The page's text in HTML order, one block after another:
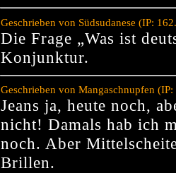
Geschrieben von Südsudanese (IP:
Die Frage „Was ist
Konjunktur.
Geschrieben von Mangaschnupfen
Jeans ja, heute noch,
nicht! Damals hab ich
noch. Aber
Brillen.